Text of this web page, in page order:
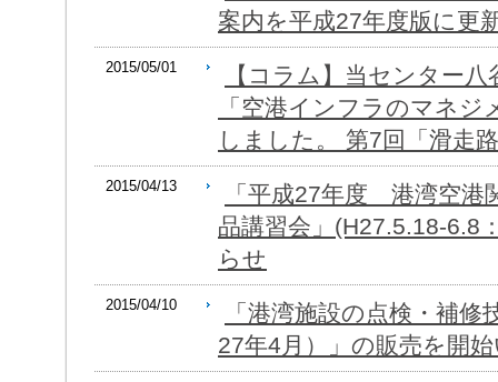
案内を平成27年度版に更
2015/05/01
【コラム】当センター
「空港インフラのマネ
しました。 第7回「滑走
2015/04/13
「平成27年度 港湾空港
品講習会」(H27.5.18-6.8
らせ
2015/04/10
「港湾施設の点検・補
27年4月）」の販売を開